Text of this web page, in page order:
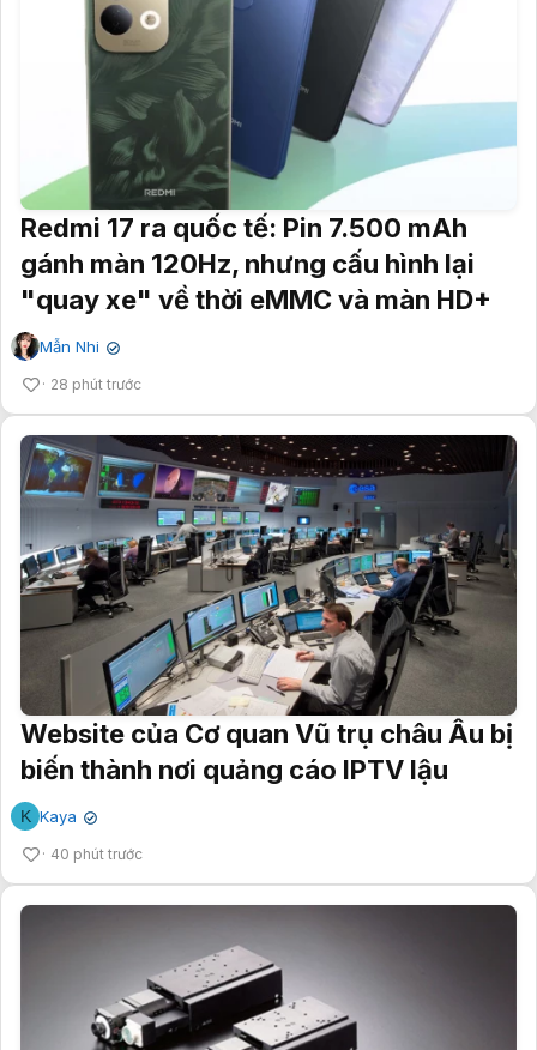
Redmi 17 ra quốc tế: Pin 7.500 mAh
gánh màn 120Hz, nhưng cấu hình lại
"quay xe" về thời eMMC và màn HD+
Mẫn Nhi ✔
28 phút trước
Website của Cơ quan Vũ trụ châu Âu bị
biến thành nơi quảng cáo IPTV lậu
K Kaya ✔
40 phút trước